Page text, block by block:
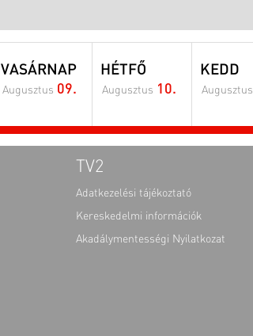
VASÁRNAP
Augusztus 09.
HÉTFŐ
Augusztus 10.
KEDD
Augusztus
TV2
Adatkezelési tájékoztató
Kereskedelmi információk
Akadálymentességi Nyilatkozat